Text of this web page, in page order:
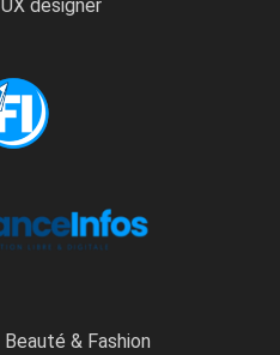
UX designer
Beauté & Fashion